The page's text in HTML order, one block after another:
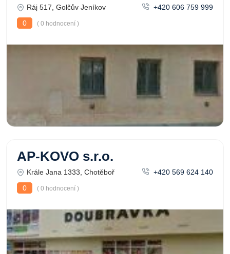
Ráj 517, Golčův Jeníkov
+420 606 759 999
0
( 0 hodnocení )
AP-KOVO s.r.o.
Krále Jana 1333, Chotěboř
+420 569 624 140
0
( 0 hodnocení )